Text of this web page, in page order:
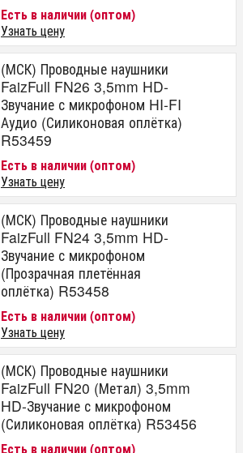
Есть в наличии (оптом)
Узнать цену
(МСК) Проводные наушники
FaizFull FN26 3,5mm HD-
Звучание с микрофоном HI-FI
Аудио (Силиконовая оплётка)
R53459
Есть в наличии (оптом)
Узнать цену
(МСК) Проводные наушники
FaizFull FN24 3,5mm HD-
Звучание с микрофоном
(Прозрачная плетённая
оплётка) R53458
Есть в наличии (оптом)
Узнать цену
(МСК) Проводные наушники
FaizFull FN20 (Метал) 3,5mm
HD-Звучание с микрофоном
(Силиконовая оплётка) R53456
Есть в наличии (оптом)